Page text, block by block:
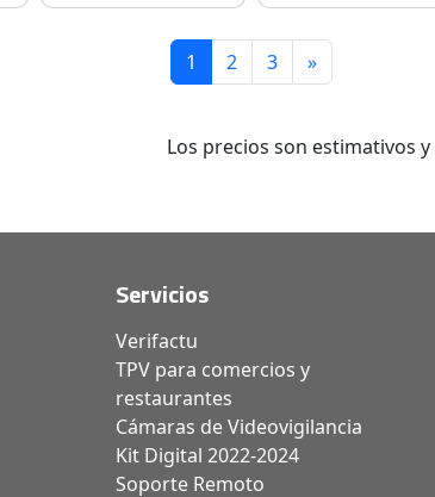
1 2 3 »
Los precios son estimativos
Servicios
Verifactu
TPV para comercios y
restaurantes
Cámaras de Videovigilancia
Kit Digital 2022-2024
Soporte Remoto